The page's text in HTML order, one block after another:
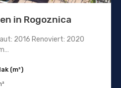
in Rogoznica
2016 Renoviert: 2020
(m²)